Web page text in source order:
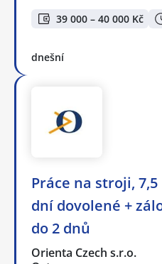
39 000 – 40 000 Kč
dnešní
Práce na stroji,
dní dovolené +
do 2 dnů
Orienta Czech s.r.o.